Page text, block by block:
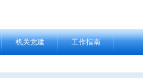
机关党建 工作指南